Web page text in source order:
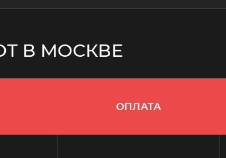
В МОСКВЕ
ОПЛАТА